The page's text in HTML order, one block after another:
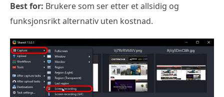
Best for: Brukere som ser etter et allsidig og
funksjonsrikt alternativ uten kostnad.